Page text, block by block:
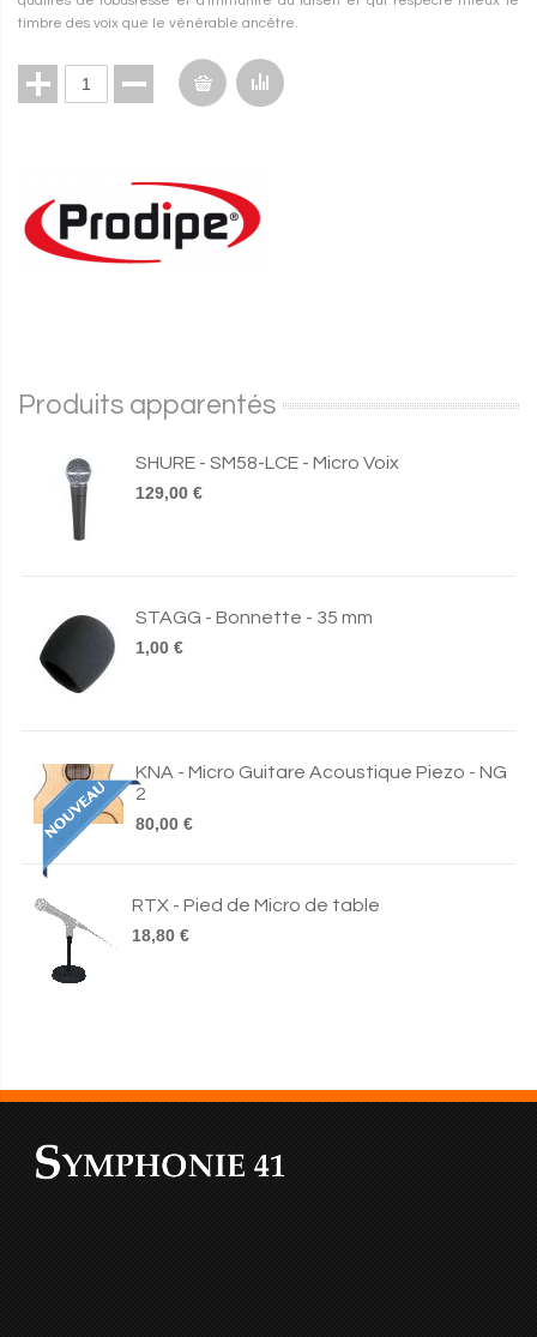
timbre des voix que le vénérable ancêtre.
Produits apparentés
SHURE - SM58-LCE - Micro Voix
129,00 €
STAGG - Bonnette - 35 mm
1,00 €
KNA - Micro Guitare Acoustique Piezo - NG
2
80,00 €
RTX - Pied de Micro de table
18,80 €